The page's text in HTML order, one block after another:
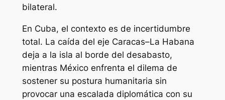
bilateral.
En Cuba, el contexto es de incertidumbre
total. La caída del eje Caracas–La Habana
deja a la isla al borde del desabasto,
mientras México enfrenta el dilema de
sostener su postura humanitaria sin
provocar una escalada diplomática con su